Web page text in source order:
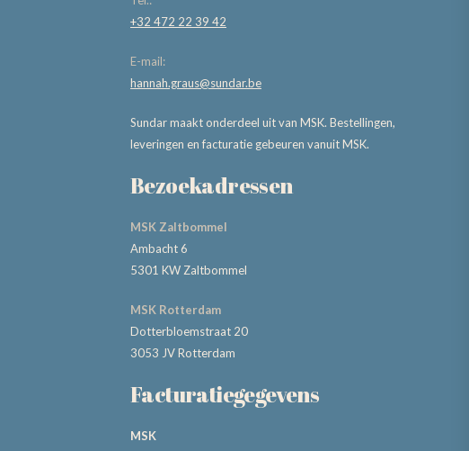
+32 472 22 39 42
E-mail:
hannah.graus@sundar.be
Sundar maakt onderdeel uit van MSK. Bestellingen,
leveringen en facturatie gebeuren vanuit MSK.
Bezoekadressen
MSK Zaltbommel
Ambacht 6
5301 KW Zaltbommel
MSK Rotterdam
Dotterbloemstraat 20
3053 JV Rotterdam
Facturatiegegevens
MSK